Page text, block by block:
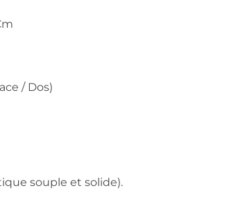
/ Dos)
souple et solide).